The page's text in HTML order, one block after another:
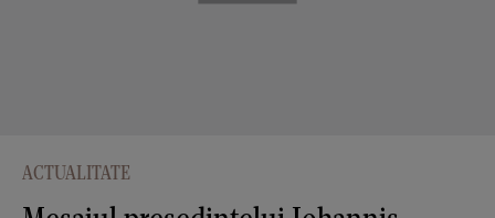
ACTUALITATE